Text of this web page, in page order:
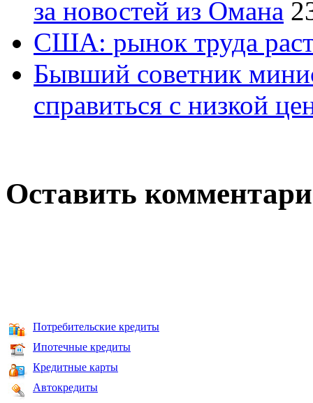
за новостей из Омана
США: рынок труда
Бывший советник
справиться с низкой
Оставить
Потребительские кредиты
Ипотечные кредиты
Кредитные карты
Автокредиты